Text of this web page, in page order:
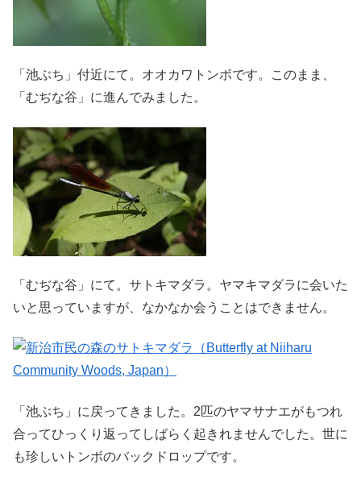
「池ぶち」付近にて。オオカワトンボです。このまま、
「むぢな谷」に進んでみました。
「むぢな谷」にて。サトキマダラ。ヤマキマダラに会いた
いと思っていますが、なかなか会うことはできません。
「池ぶち」に戻ってきました。2匹のヤマサナエがもつれ
合ってひっくり返ってしばらく起きれませんでした。世に
も珍しいトンボのバックドロップです。